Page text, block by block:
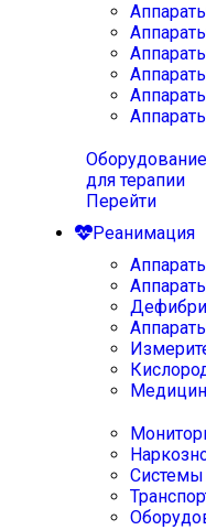
Оборудование
для терапии
Перейти
Реанимация
Системы